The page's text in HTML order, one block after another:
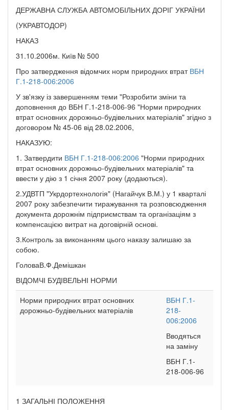
ДЕРЖАВНА СЛУЖБА АВТОМОБІЛЬНИХ ДОРІГ УКРАЇНИ
(УКРАВТОДОР)
НАКАЗ
31.10.2006м. Київ № 500
Про затвердження відомчих норм природних втрат ВБН
Г.1-218-006:2006
У зв'язку із завершенням теми "Розробити зміни та
доповнення до ВБН Г.1-218-006-96 "Норми природних
втрат основних дорожньо-будівельних матеріалів" згідно з
договором № 45-06 від 28.02.2006,
НАКАЗУЮ:
1. Затвердити ВБН Г.1-218-006:2006 "Норми природних
втрат основних дорожньо-будівельних матеріалів" та
ввести у дію з 1 січня 2007 року (додаються).
2.УДВТП "Укрдортехнологія" (Нагайчук В.М.) у 1 кварталі
2007 року забезпечити тиражування та розповсюдження
документа дорожнім підприємствам та організаціям з
компенсацією витрат на договірній основі.
3.Контроль за виконанням цього наказу залишаю за
собою.
ГоловаВ.Ф.Демішкан
ВІДОМЧІ БУДІВЕЛЬНІ НОРМИ
Норми природних втрат основних
дорожньо-будівельних матеріалів
ВБН Г.1-
218-
006:2006
Вводяться
на заміну
ВБН Г.1-
218-006-96
1 ЗАГАЛЬНІ ПОЛОЖЕННЯ